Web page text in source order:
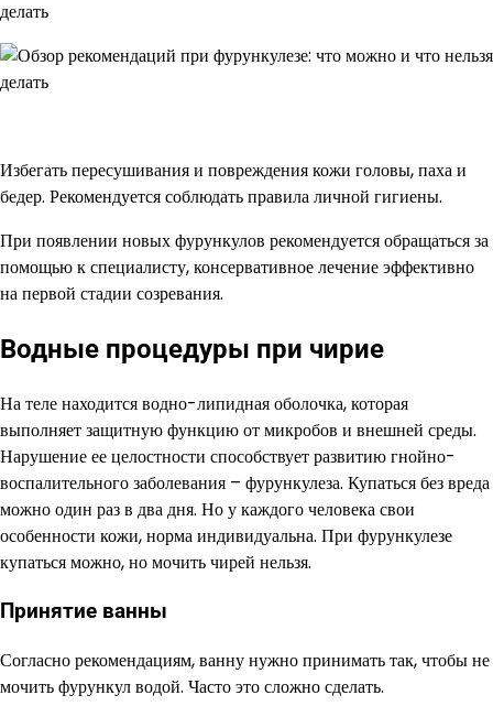
Избегать пересушивания и повреждения кожи головы, паха и
бедер. Рекомендуется соблюдать правила личной гигиены.
При появлении новых фурункулов рекомендуется обращаться за
помощью к специалисту, консервативное лечение эффективно
на первой стадии созревания.
Водные процедуры при чирие
На теле находится водно-липидная оболочка, которая
выполняет защитную функцию от микробов и внешней среды.
Нарушение ее целостности способствует развитию гнойно-
воспалительного заболевания – фурункулеза. Купаться без вреда
можно один раз в два дня. Но у каждого человека свои
особенности кожи, норма индивидуальна. При фурункулезе
купаться можно, но мочить чирей нельзя.
Принятие ванны
Согласно рекомендациям, ванну нужно принимать так, чтобы не
мочить фурункул водой. Часто это сложно сделать.